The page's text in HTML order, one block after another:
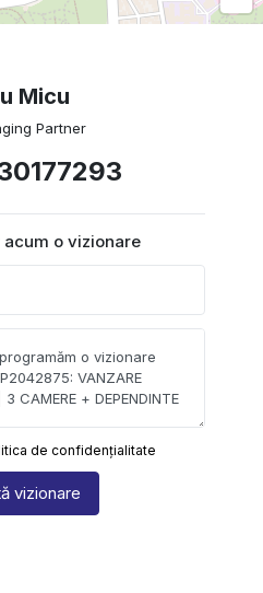
Micu
Partner
o vizionare
de confidențialitate
vizionare